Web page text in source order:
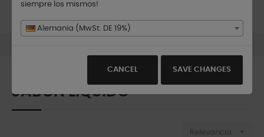
siempre los mismos!
Alemania (MwSt. DE 19%)
CANCEL SAVE CHANGES
Navegación
de
palanca
☰
JABÓN LÍQUIDO
Relevancia 